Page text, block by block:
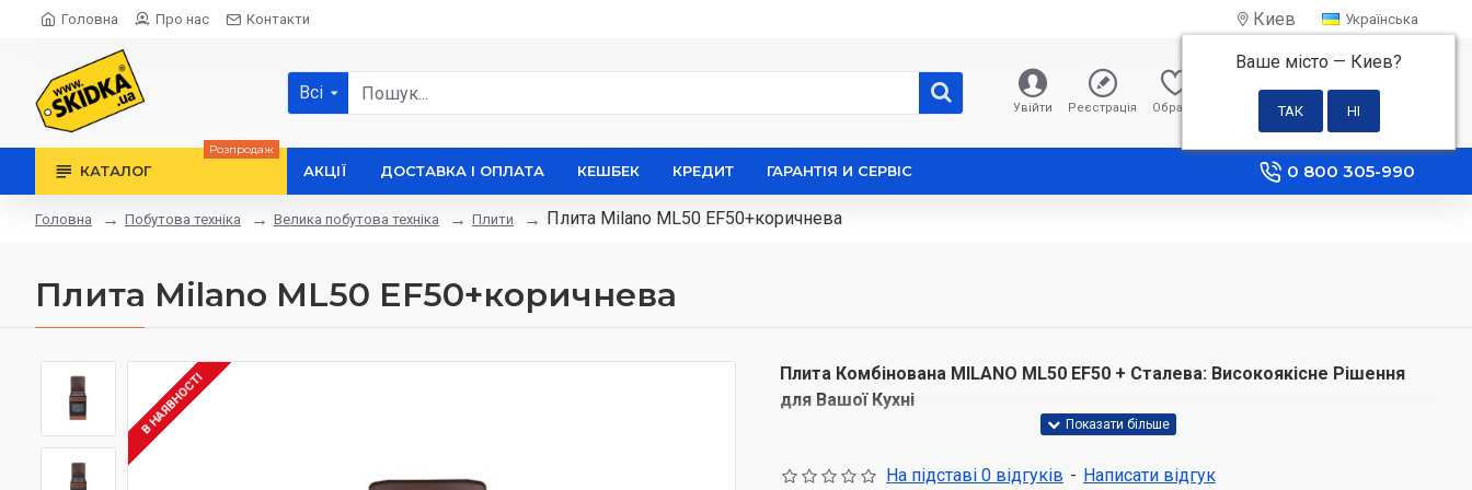
Головна Про нас Контакти Киев
Ваше місто — Киев?
Українська
Всі
Увійти Реєстрація Обране Порівняння
0 грн
КАТАЛОГ
Розпродаж
АКЦІЇ ДОСТАВКА І ОПЛАТА КЕШБЕК КРЕДИТ ГАРАНТІЯ И СЕРВІС 0 800 305-990
Головна Побутова техніка Велика побутова техніка Плити Плита Milano ML50 EF50+коричнева
Плита Milano ML50 EF50+коричнева
В НАЯВНОСТІ
Плита Комбінована MILANO ML50 EF50 + Сталева: Високоякісне Рішення
для Вашої Кухні
Плита комбінована MILANO ML50 EF50 + сталева (ML50 EF50 + steel) поєднує в
собі сучасні технології та елегантний дизайн, що робить її ідеальним вибором
На підставі 0 відгуків - Написати відгук